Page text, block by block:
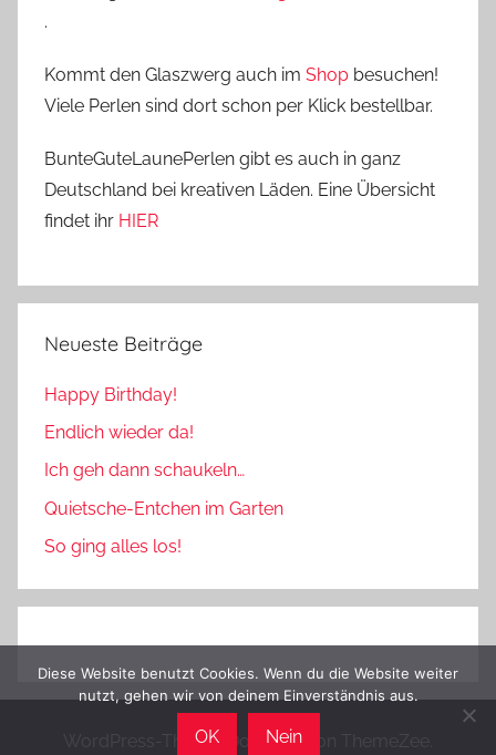
.
Kommt den Glaszwerg auch im Shop besuchen!
Viele Perlen sind dort schon per Klick bestellbar.
BunteGuteLaunePerlen gibt es auch in ganz
Deutschland bei kreativen Läden. Eine Übersicht
findet ihr HIER
Neueste Beiträge
Happy Birthday!
Endlich wieder da!
Ich geh dann schaukeln…
Quietsche-Entchen im Garten
So ging alles los!
WordPress-Theme: Donovan von ThemeZee.
Diese Website benutzt Cookies. Wenn du die Website weiter
nutzt, gehen wir von deinem Einverständnis aus.
OK Nein